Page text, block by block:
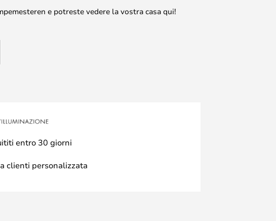
e potreste vedere la vostra casa qui!
entro 30 giorni
clienti personalizzata